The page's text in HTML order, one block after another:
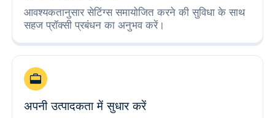
आवश्यकतानुसार सेटिंग्स समायोजित करने की सुविधा के साथ
सहज प्रॉक्सी प्रबंधन का अनुभव करें।
अपनी उत्पादकता में सुधार करें